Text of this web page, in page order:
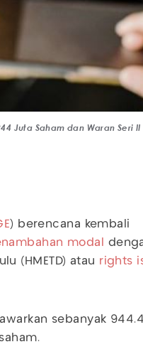
Juta Saham dan Waran Seri
) berencana kembali
modal
(HMETD) atau rights
sebanyak